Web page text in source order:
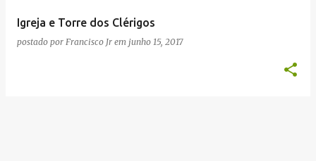
Igreja e Torre dos Clérigos
postado por Francisco Jr em junho 15, 2017